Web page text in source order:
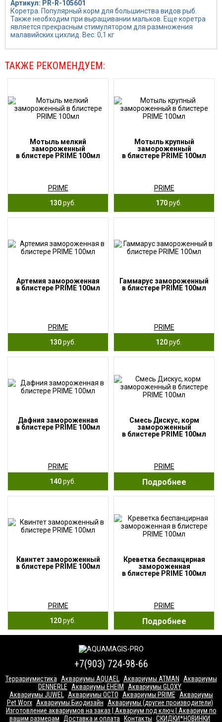
Артикул: PR-R-105601
Коретра. Популярный корм для большинства видов рыб.
Также необходим при выращивании мальков. Еще коретра
является прекрасным стимулятором для размножения
малавийских цихлид. Вес: 0,1 кг
ТАКЖЕ РЕКОМЕНДУЕМ:
Мотыль мелкий
замороженный
в блистере PRIME 100мл
PRIME
130руб.
Мотыль крупный
замороженный
в блистере PRIME 100мл
PRIME
170руб.
Артемия замороженная
в блистере PRIME 100мл
PRIME
130руб.
Гаммарус замороженный
в блистере PRIME 100мл
PRIME
120руб.
Дафния замороженная
в блистере PRIME 100мл
PRIME
140руб.
Смесь Дискус, корм
замороженный
в блистере PRIME 100мл
PRIME
Подробнее
Квинтет замороженный
в блистере PRIME 100мл
PRIME
120руб.
Креветка беспанцирная
замороженная
в блистере PRIME 100мл
PRIME
Подробнее
+7(903) 724-98-66
Террариумистика Аквариумы AQUAEL Аквариумы ATMAN
Аквариумы
DENNERLE
Аквариумы EHEIM
Аквариумы GLOXY
Аквариумы JUWEL
Аквариумы OCTO Аквариумы PRIME
Аквариумы
Pet Worx Аквариумы Биодизайн
Аквариумы (другие производители)
Изготовление аквариумов на заказ | Аквариум под ключ | Аквариум по
вашим размерам
Доставка и оплата Контакты СКИДКИ*НОВИНКИ